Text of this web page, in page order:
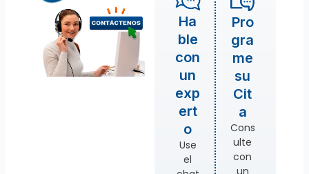
Ha
ble
con
un
exp
ert
o
Use
el
Pro
gra
me
su
Cit
a
Cons
ulte
con
un